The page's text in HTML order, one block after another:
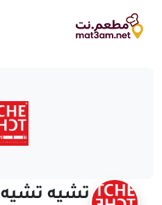
تشيه تشيه